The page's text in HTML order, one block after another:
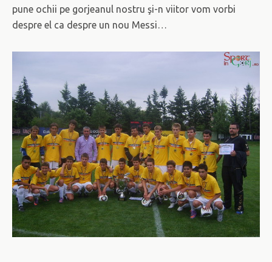
pune ochii pe gorjeanul nostru şi-n viitor vom vorbi
despre el ca despre un nou Messi…